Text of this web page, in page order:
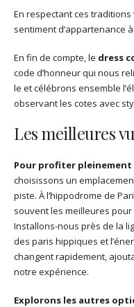
En respectant ces
sentiment d’appartenance
En fin de compte, le dress
code d’honneur qui nous
le et célébrons ensemble
observant les cotes avec
Les meilleures
Pour profiter pleinement
choisissons un
piste. À l’hippodrome de
souvent les meilleures
Installons-nous près de la
des paris hippiques et
changent rapidement,
notre expérience.
Explorons les autres